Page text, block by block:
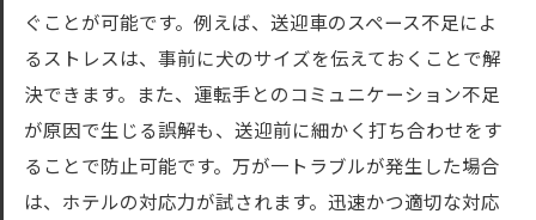
ぐことが可能です。例えば、送迎車のスペース不足によ
るストレスは、事前に犬のサイズを伝えておくことで解
決できます。また、運転手とのコミュニケーション不足
が原因で生じる誤解も、送迎前に細かく打ち合わせをす
ることで防止可能です。万が一トラブルが発生した場合
は、ホテルの対応力が試されます。迅速かつ適切な対応